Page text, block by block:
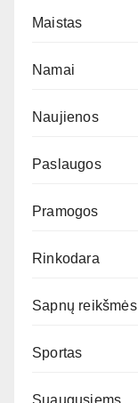
Maistas
Namai
Naujienos
Paslaugos
Pramogos
Rinkodara
Sapnų reikšmės
Sportas
Suaugusiems